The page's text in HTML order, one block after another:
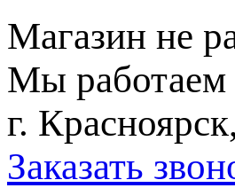
Магазин не
Мы работаем
г.
Заказать